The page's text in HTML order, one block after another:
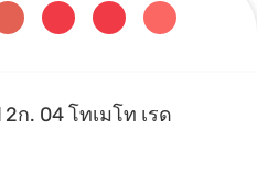
ก. 04 โทเมโท เรด